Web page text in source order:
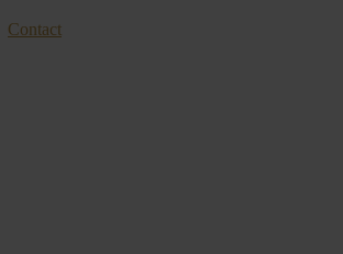
Contact